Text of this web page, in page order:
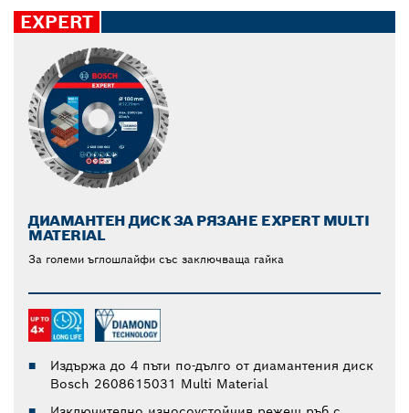
EXPERT
ДИАМАНТЕН ДИСК ЗА РЯЗАНЕ EXPERT MULTI
MATERIAL
За големи ъглошлайфи със заключваща гайка
Издържа до 4 пъти по-дълго от диамантения диск
Bosch 2608615031 Multi Material